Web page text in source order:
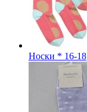
Носки * 16-18